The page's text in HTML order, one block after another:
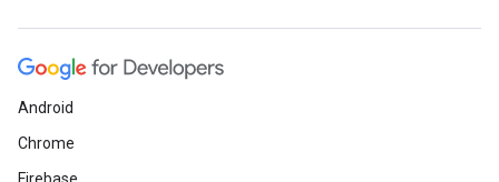
Android
Chrome